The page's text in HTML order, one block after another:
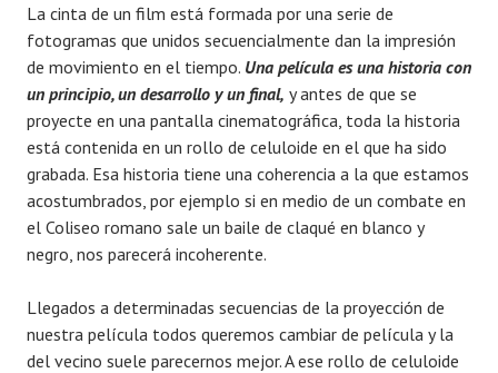
La cinta de un film está formada por una serie de
fotogramas que unidos secuencialmente dan la impresión
de movimiento en el tiempo. Una película es una historia con
un principio, un desarrollo y un final, y antes de que se
proyecte en una pantalla cinematográfica, toda la historia
está contenida en un rollo de celuloide en el que ha sido
grabada. Esa historia tiene una coherencia a la que estamos
acostumbrados, por ejemplo si en medio de un combate en
el Coliseo romano sale un baile de claqué en blanco y
negro, nos parecerá incoherente.
Llegados a determinadas secuencias de la proyección de
nuestra película todos queremos cambiar de película y la
del vecino suele parecernos mejor. A ese rollo de celuloide